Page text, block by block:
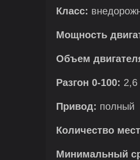
Класс:
Мощность
Объем
Разгон 0-100: 2,6
Привод: полный
Количество
Минимальный